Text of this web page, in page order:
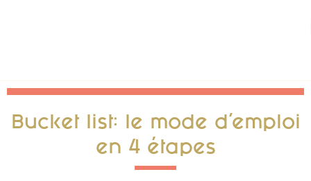
Bucket list: le mode d’emploi
en 4 étapes